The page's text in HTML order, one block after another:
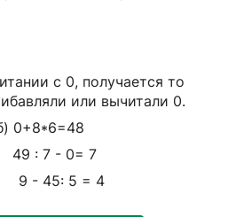
с 0, получается то
или вычитали 0.
: 7 - 0= 7
45: 5 = 4